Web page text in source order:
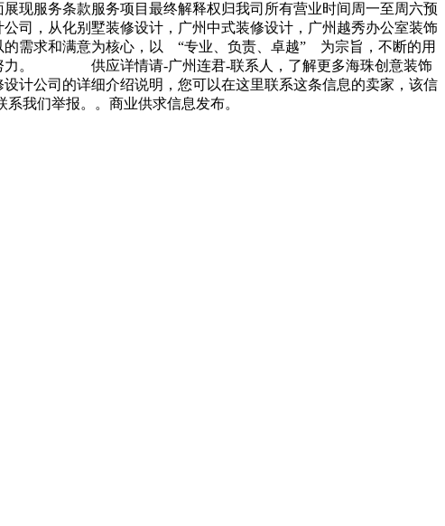
现服务条款服务项目最终解释权归我司所有营业时间周一至周六预
，从化别墅装修设计，广州中式装修设计，广州越秀办公室装饰
求和满意为核心，以 “专业、负责、卓越” 为宗旨，不断的用
努力。 供应详情请-广州连君-联系人，了解更多海珠创意装饰
计公司的详细介绍说明，您可以在这里联系这条信息的卖家，该信
我们举报。。商业供求信息发布。